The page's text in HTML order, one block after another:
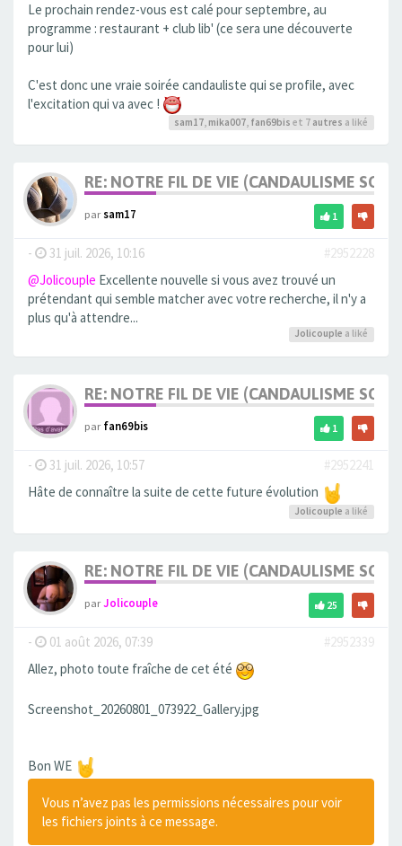
Le prochain rendez-vous est calé pour septembre, au
programme : restaurant + club lib' (ce sera une découverte
pour lui)
C'est donc une vraie soirée candauliste qui se profile, avec
l'excitation qui va avec !
sam17 mika007 fan69bis et 7 autres a liké
RE: NOTRE FIL DE VIE (CANDAULISME
parsam17 1
- 31 juil. 2026, 10:16
#2952228
@Jolicouple Excellente nouvelle si vous avez trouvé un
prétendant qui semble matcher avec votre recherche, il n'y a
plus qu'à attendre...
Jolicouple a liké
RE: NOTRE FIL DE VIE (CANDAULISME
parfan69bis 1
- 31 juil. 2026, 10:57
#2952241
Hâte de connaître la suite de cette future évolution
Jolicouple a liké
RE: NOTRE FIL DE VIE (CANDAULISME
parJolicouple 25
- 01 août 2026, 07:39
#2952339
Allez, photo toute fraîche de cet été
Screenshot_20260801_073922_Gallery.jpg
Bon WE
Vous n’avez pas les permissions nécessaires pour voir
les fichiers joints à ce message.